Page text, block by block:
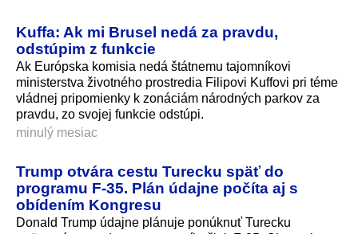
Kuffa: Ak mi Brusel nedá za pravdu,
odstúpim z funkcie
Ak Európska komisia nedá štátnemu tajomníkovi
ministerstva životného prostredia Filipovi Kuffovi pri téme
vládnej pripomienky k zonáciám národných parkov za
pravdu, zo svojej funkcie odstúpi.
minulý mesiac
Trump otvára cestu Turecku späť do
programu F-35. Plán údajne počíta aj s
obídením Kongresu
Donald Trump údajne plánuje ponúknuť Turecku